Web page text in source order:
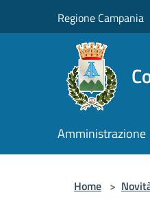
Regione Campania
Amministrazione
Home >